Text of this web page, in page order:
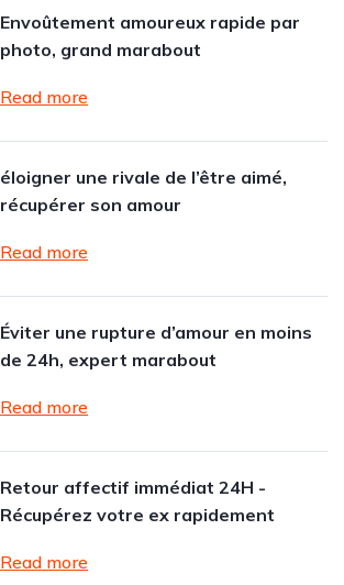
Envoûtement amoureux rapide par
photo, grand marabout
Read more
éloigner une rivale de l’être aimé,
récupérer son amour
Read more
Éviter une rupture d’amour en moins
de 24h, expert marabout
Read more
Retour affectif immédiat 24H -
Récupérez votre ex rapidement
Read more